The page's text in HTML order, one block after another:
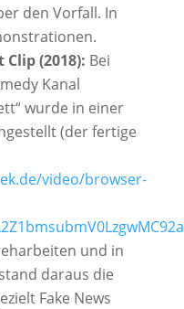
den Vorfall. In
(2018): Bei
Kanal
wurde in einer
(der fertige
video/browser-
und in
daraus die
Fake News